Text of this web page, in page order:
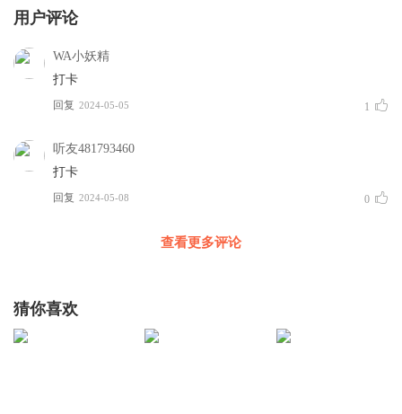
典名著
用户评论
WA小妖精
打卡
回复 2024-05-05 1
听友481793460
打卡
回复 2024-05-08 0
查看更多评论
猜你喜欢